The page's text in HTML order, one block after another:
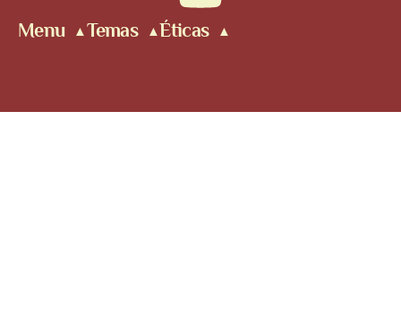
Menu Temas Éticas